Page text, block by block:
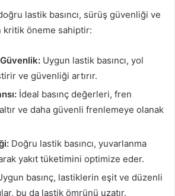
lastik basıncı, sürüş güvenliği ve
kritik öneme sahiptir:
Uygun lastik basıncı, yol
ve güvenliği artırır.
İdeal basınç değerleri, fren
ve daha güvenli frenlemeye olanak
Doğru lastik basıncı, yuvarlanma
yakıt tüketimini optimize eder.
basınç, lastiklerin eşit ve düzenli
bu da lastik ömrünü uzatır.